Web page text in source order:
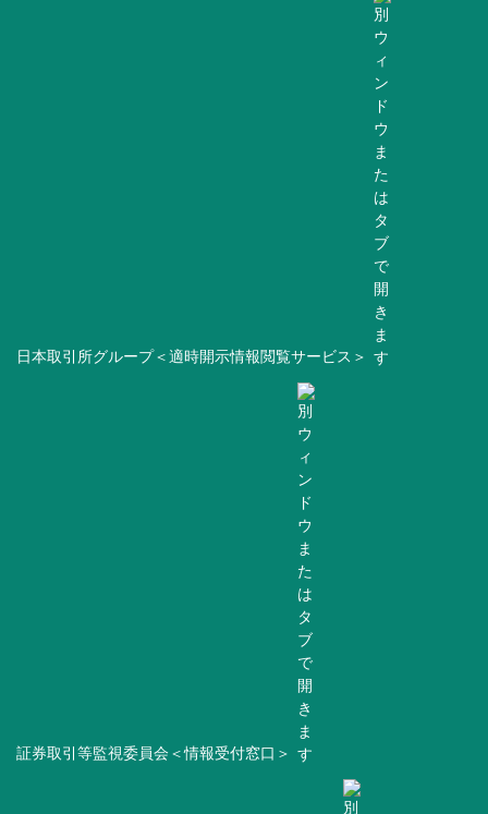
日本取引所グループ＜適時開示情報閲覧サービス＞
証券取引等監視委員会＜情報受付窓口＞